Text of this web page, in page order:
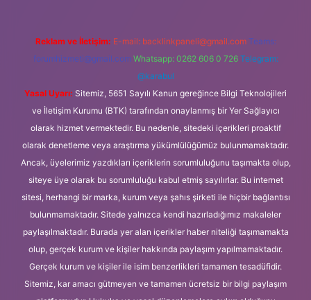
Reklam ve İletişim: E-mail: backlinkpaneli@gmail.com Teams:
forumhizmeti@gmail.com Whatsapp: 0262 606 0 726 Telegram:
@karabul
Yasal Uyarı: Sitemiz, 5651 Sayılı Kanun gereğince Bilgi Teknolojileri
ve İletişim Kurumu (BTK) tarafından onaylanmış bir Yer Sağlayıcı
olarak hizmet vermektedir. Bu nedenle, sitedeki içerikleri proaktif
olarak denetleme veya araştırma yükümlülüğümüz bulunmamaktadır.
Ancak, üyelerimiz yazdıkları içeriklerin sorumluluğunu taşımakta olup,
siteye üye olarak bu sorumluluğu kabul etmiş sayılırlar. Bu internet
sitesi, herhangi bir marka, kurum veya şahıs şirketi ile hiçbir bağlantısı
bulunmamaktadır. Sitede yalnızca kendi hazırladığımız makaleler
paylaşılmaktadır. Burada yer alan içerikler haber niteliği taşımamakta
olup, gerçek kurum ve kişiler hakkında paylaşım yapılmamaktadır.
Gerçek kurum ve kişiler ile isim benzerlikleri tamamen tesadüfidir.
Sitemiz, kar amacı gütmeyen ve tamamen ücretsiz bir bilgi paylaşım